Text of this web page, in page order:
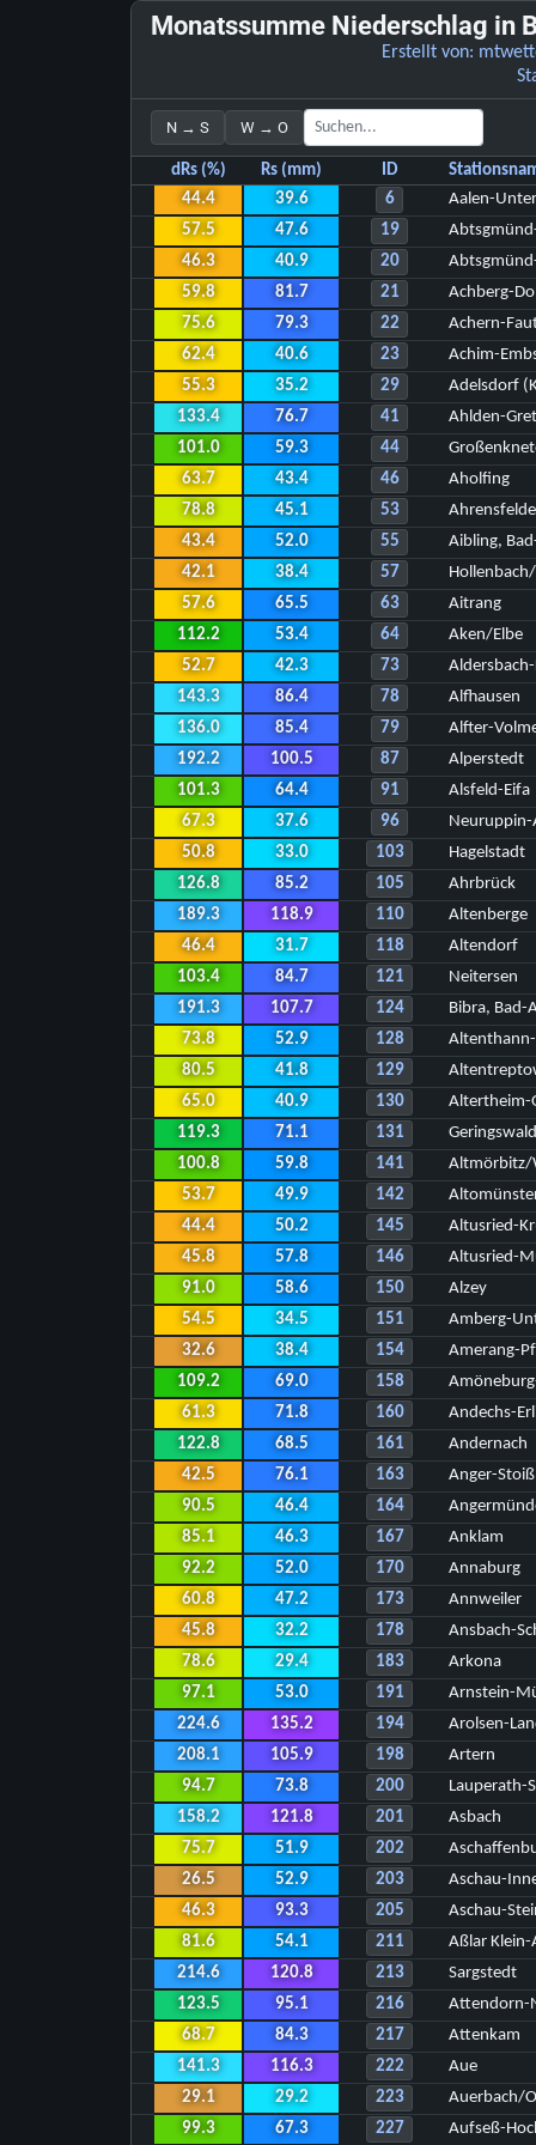
Monatssumme Niederschlag in
Erstellt von:
N → S W → O
dRs (%) Rs (mm) ID
44.4
39.6 6
Aalen-
57.5
47.6 19
46.3
40.9 20
59.8
81.7 21
Achberg-
75.6
79.3 22
Achern-
62.4
40.6 23
Achim-
55.3
35.2 29
Adelsdorf
133.4
76.7 41
Ahlden-
101.0
59.3 44
63.7
43.4 46
Aholfing
78.8
45.1 53
Ahrensfelde
43.4
52.0 55
Aibling,
42.1
38.4 57
57.6
65.5 63
Aitrang
112.2
53.4 64
Aken/Elbe
52.7
42.3 73
143.3
86.4 78
Alfhausen
136.0
85.4 79
Alfter-
192.2
100.5 87
Alperstedt
101.3
64.4 91
Alsfeld-Eifa
67.3
37.6 96
Neuruppin-
50.8
33.0 103
Hagelstadt
126.8
85.2 105
Ahrbrück
189.3
118.9 110
Altenberge
46.4
31.7 118
Altendorf
103.4
84.7 121
Neitersen
191.3
107.7 124
Bibra, Bad-
73.8
52.9 128
80.5
41.8 129
65.0
40.9 130
Altertheim-
119.3
71.1 131
100.8
59.8 141
Altmörbitz/
53.7
49.9 142
44.4
50.2 145
Altusried-
45.8
57.8 146
Altusried-
91.0
58.6 150
Alzey
54.5
34.5 151
Amberg-
32.6
38.4 154
Amerang-
109.2
69.0 158
61.3
71.8 160
Andechs-
122.8
68.5 161
Andernach
42.5
76.1 163
Anger-
90.5
46.4 164
85.1
46.3 167
Anklam
92.2
52.0 170
Annaburg
60.8
47.2 173
Annweiler
45.8
32.2 178
Ansbach-
78.6
29.4 183
Arkona
97.1
53.0 191
Arnstein-
224.6
135.2 194
Arolsen-
208.1
105.9 198
Artern
94.7
73.8 200
Lauperath-
158.2
121.8 201
Asbach
75.7
51.9 202
26.5
52.9 203
Aschau-
46.3
93.3 205
Aschau-
81.6
54.1 211
Aßlar
214.6
120.8 213
Sargstedt
123.5
95.1 216
Attendorn-
68.7
84.3 217
Attenkam
141.3
116.3 222
Aue
29.1
29.2 223
Auerbach/
99.3
67.3 227 Aufseß-